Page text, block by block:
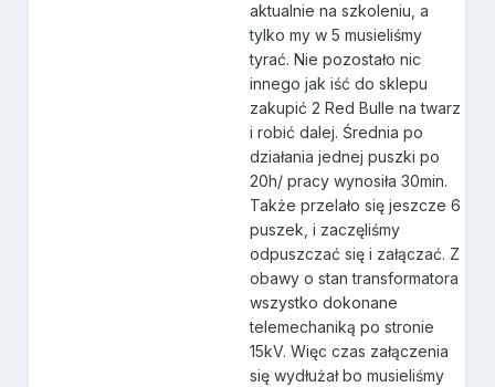
aktualnie na szkoleniu, a
tylko my w 5 musieliśmy
tyrać. Nie pozostało nic
innego jak iść do sklepu
zakupić 2 Red Bulle na twarz
i robić dalej. Średnia po
działania jednej puszki po
20h/ pracy wynosiła 30min.
Także przelało się jeszcze 6
puszek, i zaczęliśmy
odpuszczać się i załączać. Z
obawy o stan transformatora
wszystko dokonane
telemechaniką po stronie
15kV. Więc czas załączenia
się wydłużał bo musieliśmy